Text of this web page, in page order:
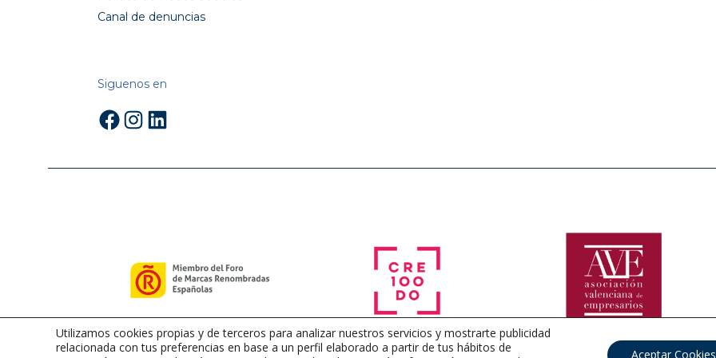
Canal de denuncias
Siguenos en
Facebook
Instagram
LinkedIn
Utilizamos cookies propias y de terceros para analizar nuestros servicios y mostrarte publicidad
relacionada con tus preferencias en base a un perfil elaborado a partir de tus hábitos de
Aceptar Cookies